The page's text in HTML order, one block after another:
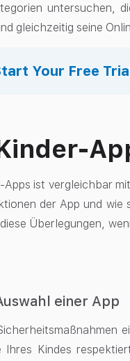
untersuchen,
gleichzeitig seine
Your Free
Apps ist vergleichbar
der App und
Überlegungen,
einer App
Kindes